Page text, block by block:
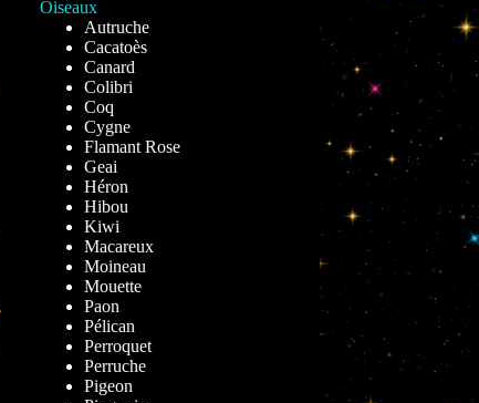
Oiseaux
Autruche
Cacatoès
Canard
Colibri
Coq
Cygne
Flamant Rose
Geai
Héron
Hibou
Kiwi
Macareux
Moineau
Mouette
Paon
Pélican
Perroquet
Perruche
Pigeon